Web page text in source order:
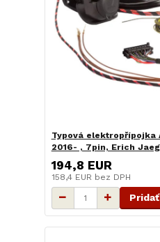
Typová elektropřípojka
2016- , 7pin, Erich
194,8 EUR
158,4 EUR bez DPH